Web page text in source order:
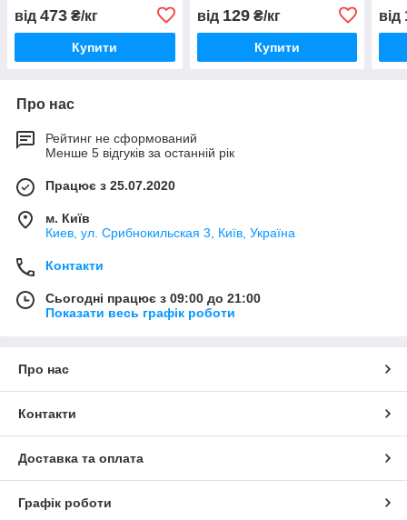
від 473 ₴/кг
Купити
від 129₴/кг
Купити
ISO
від
Про нас
Рейтинг не сформований
Менше 5 відгуків за останній рік
Працює з 25.07.2020
м. Київ
Киев, ул. Срибнокильская 3, Київ, Україна
Контакти
Сьогодні працює з 09:00 до 21:00
Показати весь графік роботи
Про нас
Контакти
Доставка та оплата
Графік роботи